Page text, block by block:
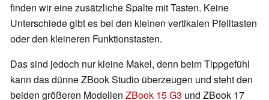
finden wir eine zusätzliche Spalte mit Tasten. Keine
Unterschiede gibt es bei den kleinen vertikalen Pfeiltasten
oder den kleineren Funktionstasten.
Das sind jedoch nur kleine Makel, denn beim Tippgefühl
kann das dünne ZBook Studio überzeugen und steht den
beiden größeren Modellen ZBook 15 G3 und ZBook 17